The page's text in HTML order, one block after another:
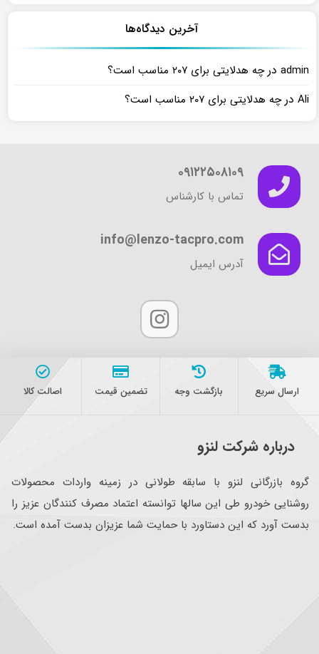
آخرین دیدگاه‌ها
admin درچه هدلایتی برای ۲۰۷ مناسب است؟
Ali درچه هدلایتی برای ۲۰۷ مناسب است؟
۰۹۱۲۲۵۰۸۱۰۹
تماس با کارشناس
info@lenzo-tacpro.com
آدرس ایمیل
ارسال سریع بازگشت وجه تضمین قیمت اصالت کالا
درباره شرکت لنزو
گروه بازرگانی لنزو با سابقه طولانی در زمینه واردات محصولات
روشنایی خودرو طی این سالها توانسته اعتماد مصرف کنندگان عزیز را
بدست آورد که این دستاورد با حمایت شما عزیزان بدست آمده است.